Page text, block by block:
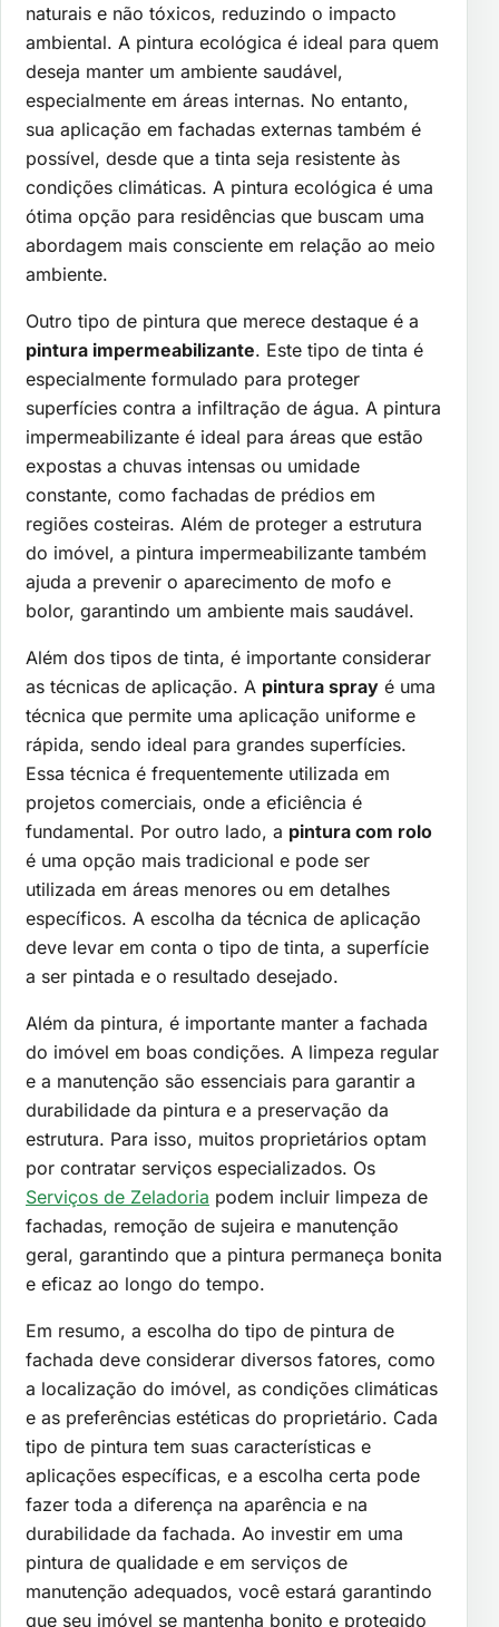
naturais e não tóxicos, reduzindo o impacto
ambiental. A pintura ecológica é ideal para quem
deseja manter um ambiente saudável,
especialmente em áreas internas. No entanto,
sua aplicação em fachadas externas também é
possível, desde que a tinta seja resistente às
condições climáticas. A pintura ecológica é uma
ótima opção para residências que buscam uma
abordagem mais consciente em relação ao meio
ambiente.
Outro tipo de pintura que merece destaque é a
pintura impermeabilizante. Este tipo de tinta é
especialmente formulado para proteger
superfícies contra a infiltração de água. A pintura
impermeabilizante é ideal para áreas que estão
expostas a chuvas intensas ou umidade
constante, como fachadas de prédios em
regiões costeiras. Além de proteger a estrutura
do imóvel, a pintura impermeabilizante também
ajuda a prevenir o aparecimento de mofo e
bolor, garantindo um ambiente mais saudável.
Além dos tipos de tinta, é importante considerar
as técnicas de aplicação. A pintura spray é uma
técnica que permite uma aplicação uniforme e
rápida, sendo ideal para grandes superfícies.
Essa técnica é frequentemente utilizada em
projetos comerciais, onde a eficiência é
fundamental. Por outro lado, a pintura com rolo
é uma opção mais tradicional e pode ser
utilizada em áreas menores ou em detalhes
específicos. A escolha da técnica de aplicação
deve levar em conta o tipo de tinta, a superfície
a ser pintada e o resultado desejado.
Além da pintura, é importante manter a fachada
do imóvel em boas condições. A limpeza regular
e a manutenção são essenciais para garantir a
durabilidade da pintura e a preservação da
estrutura. Para isso, muitos proprietários optam
por contratar serviços especializados. Os
Serviços de Zeladoria podem incluir limpeza de
fachadas, remoção de sujeira e manutenção
geral, garantindo que a pintura permaneça bonita
e eficaz ao longo do tempo.
Em resumo, a escolha do tipo de pintura de
fachada deve considerar diversos fatores, como
a localização do imóvel, as condições climáticas
e as preferências estéticas do proprietário. Cada
tipo de pintura tem suas características e
aplicações específicas, e a escolha certa pode
fazer toda a diferença na aparência e na
durabilidade da fachada. Ao investir em uma
pintura de qualidade e em serviços de
manutenção adequados, você estará garantindo
que seu imóvel se mantenha bonito e protegido